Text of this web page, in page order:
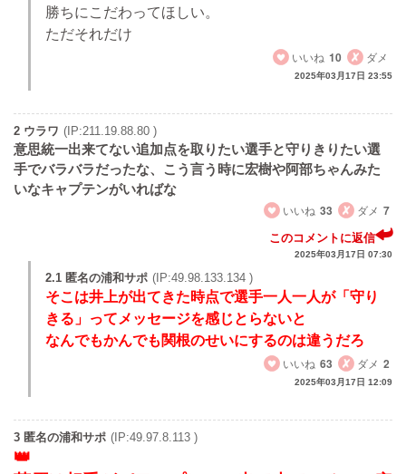
勝ちにこだわってほしい。
ただそれだけ
いいね 10 ダメ
2025年03月17日 23:55
2 ウラワ (IP:211.19.88.80 )
意思統一出来てない追加点を取りたい選手と守りきりたい選
手でバラバラだったな、こう言う時に宏樹や阿部ちゃんみた
いなキャプテンがいればな
いいね 33 ダメ 7
このコメントに返信
2025年03月17日 07:30
2.1 匿名の浦和サポ (IP:49.98.133.134 )
そこは井上が出てきた時点で選手一人一人が「守り
きる」ってメッセージを感じとらないと
なんでもかんでも関根のせいにするのは違うだろ
いいね 63 ダメ 2
2025年03月17日 12:09
3 匿名の浦和サポ (IP:49.97.8.113 )